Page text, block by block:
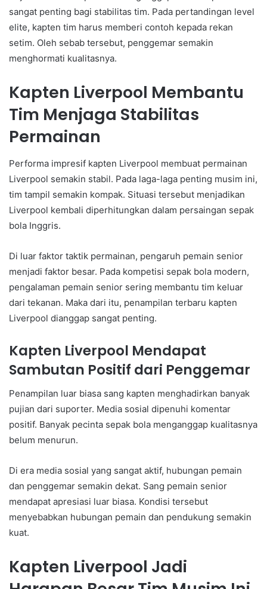
sangat penting bagi stabilitas tim. Pada pertandingan level
elite, kapten tim harus memberi contoh kepada rekan
setim. Oleh sebab tersebut, penggemar semakin
menghormati kualitasnya.
Kapten Liverpool Membantu
Tim Menjaga Stabilitas
Permainan
Performa impresif kapten Liverpool membuat permainan
Liverpool semakin stabil. Pada laga-laga penting musim ini,
tim tampil semakin kompak. Situasi tersebut menjadikan
Liverpool kembali diperhitungkan dalam persaingan sepak
bola Inggris.
Di luar faktor taktik permainan, pengaruh pemain senior
menjadi faktor besar. Pada kompetisi sepak bola modern,
pengalaman pemain senior sering membantu tim keluar
dari tekanan. Maka dari itu, penampilan terbaru kapten
Liverpool dianggap sangat penting.
Kapten Liverpool Mendapat
Sambutan Positif dari Penggemar
Penampilan luar biasa sang kapten menghadirkan banyak
pujian dari suporter. Media sosial dipenuhi komentar
positif. Banyak pecinta sepak bola menganggap kualitasnya
belum menurun.
Di era media sosial yang sangat aktif, hubungan pemain
dan penggemar semakin dekat. Sang pemain senior
mendapat apresiasi luar biasa. Kondisi tersebut
menyebabkan hubungan pemain dan pendukung semakin
kuat.
Kapten Liverpool Jadi